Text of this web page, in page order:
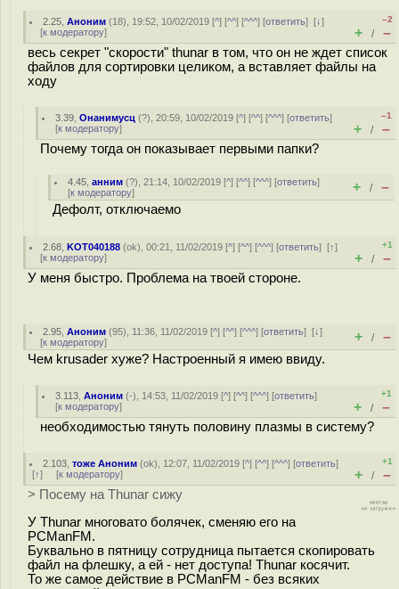
2.25 ,Аноним (18), 19:52, 10/02/2019 [^] [^^] [^^^] [ответить][↓]
[к модератору]
–2
+ / –
весь секрет "скорости" thunar в том, что он не ждет список
файлов для сортировки целиком, а вставляет файлы на
ходу
3.39 ,Онанимусц (?), 20:59, 10/02/2019 [^] [^^] [^^^] [ответить]
[к модератору]
–1
+ / –
Почему тогда он показывает первыми папки?
4.45 ,анним (?), 21:14, 10/02/2019 [^] [^^] [^^^] [ответить]
[к модератору] + / –
Дефолт, отключаемо
2.68 ,KOT040188 (ok), 00:21, 11/02/2019 [^] [^^] [^^^] [ответить][↑]
[к модератору]
+1
+ / –
У меня быстро. Проблема на твоей стороне.
2.95 ,Аноним (95), 11:36, 11/02/2019 [^] [^^] [^^^] [ответить][↓]
[к модератору] + / –
Чем krusader хуже? Настроенный я имею ввиду.
3.113 ,Аноним (-), 14:53, 11/02/2019 [^] [^^] [^^^] [ответить]
[к модератору]
+1
+ / –
необходимостью тянуть половину плазмы в систему?
2.103 ,тоже Аноним (ok), 12:07, 11/02/2019 [^] [^^] [^^^] [ответить]
[↑] [к модератору]
+1
+ / –
> Посему на Thunar сижу
У Thunar многовато болячек, сменяю его на
PCManFM.
Буквально в пятницу сотрудница пытается скопировать
файл на флешку, а ей - нет доступа! Thunar косячит.
То же самое действие в PCManFM - без всяких